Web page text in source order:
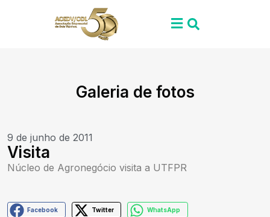
Galeria de fotos
9 de junho de 2011
Visita
Núcleo de Agronegócio visita a UTFPR
Facebook Twitter WhatsApp